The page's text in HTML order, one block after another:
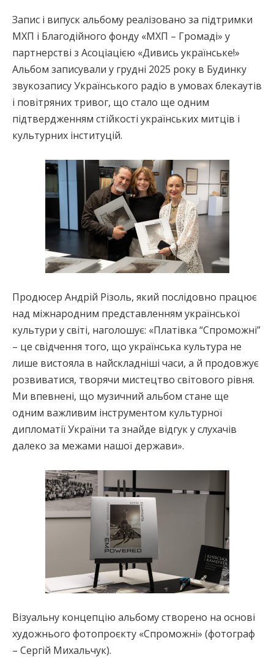
Запис і випуск альбому реалізовано за підтримки
МХП і Благодійного фонду «МХП – Громаді» у
партнерстві з Асоціацією «Дивись українське!»
Альбом записували у грудні 2025 року в Будинку
звукозапису Українського радіо в умовах блекаутів
і повітряних тривог, що стало ще одним
підтвердженням стійкості українських митців і
культурних інституцій.
Продюсер Андрій Різоль, який послідовно працює
над міжнародним представленням української
культури у світі, наголошує: «Платівка “Спроможні”
– це свідчення того, що українська культура не
лише вистояла в найскладніші часи, а й продовжує
розвиватися, творячи мистецтво світового рівня.
Ми впевнені, що музичний альбом стане ще
одним важливим інструментом культурної
дипломатії України та знайде відгук у слухачів
далеко за межами нашої держави».
Візуальну концепцію альбому створено на основі
художнього фотопроєкту «Спроможні» (фотограф
– Сергій Михальчук).